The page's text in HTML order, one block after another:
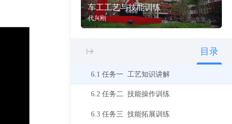
车工工艺与技能训练
代兴刚
目录
5.3 任务三 技能拓展训练
6.1 任务一 工艺知识讲解
6.2 任务二 技能操作训练
6.3 任务三 技能拓展训练